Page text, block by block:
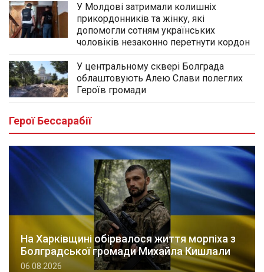
У Молдові затримали колишніх
прикордонників та жінку, які
допомогли сотням українських
чоловіків незаконно перетнути кордон
У центральному сквері Болграда
облаштовують Алею Слави полеглих
Героїв громади
Герої Бессарабії
На Харківщині обірвалося життя морпіха з
Болградської громади Михайла Кишлали
06.08.2026